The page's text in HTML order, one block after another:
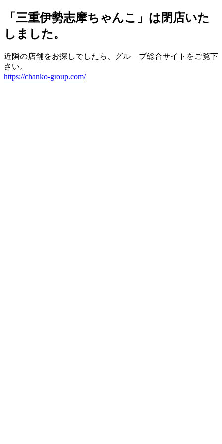
「三重伊勢志摩ちゃんこ」は閉店いた
しました。
近隣の店舗をお探しでしたら、グループ総合サイトをご覧下
さい。
https://chanko-group.com/